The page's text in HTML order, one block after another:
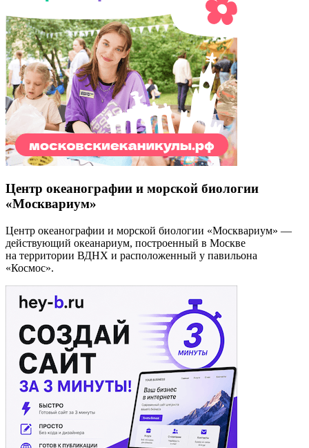
Центр океанографии и морской биологии
«Москвариум»
Центр океанографии и морской биологии «Москвариум» —
действующий океанариум, построенный в Москве
на территории ВДНХ и расположенный у павильона
«Космос».